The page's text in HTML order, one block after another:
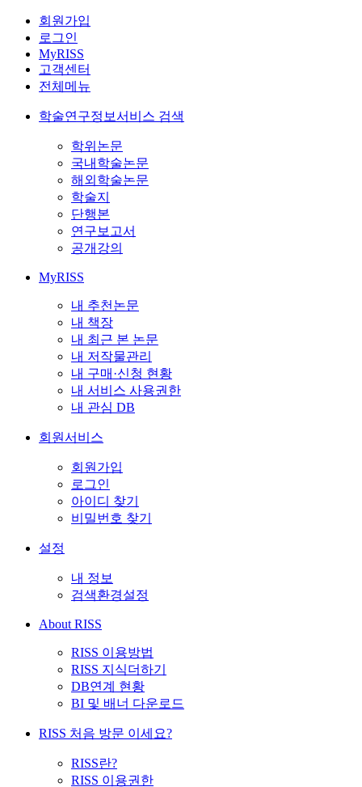
회원가입
로그인
MyRISS
고객센터
전체메뉴
학술연구정보서비스 검색
학위논문
국내학술논문
해외학술논문
학술지
단행본
연구보고서
공개강의
MyRISS
내 추천논문
내 책장
내 최근 본 논문
내 저작물관리
내 구매·신청 현황
내 서비스 사용권한
내 관심 DB
회원서비스
회원가입
로그인
아이디 찾기
비밀번호 찾기
설정
내 정보
검색환경설정
About RISS
RISS 이용방법
RISS 지식더하기
DB연계 현황
BI 및 배너 다운로드
RISS 처음 방문 이세요?
RISS란?
RISS 이용권한